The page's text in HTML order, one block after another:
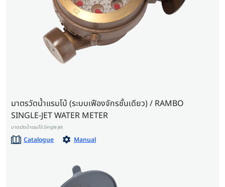
มาตรวัดน้ำแรมโบ้ (ระบบเฟืองจักรชั้นเดียว) / RAMBO
SINGLE-JET WATER METER
มาตรวัดน้ำแรมโบ้ Single Jet
Catalogue Manual